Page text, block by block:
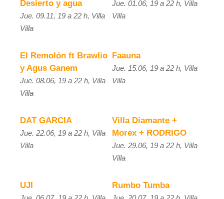
Desierto y agua
Jue. 09.11, 19 a 22 h, Villa
Villa
Jue. 01.06, 19 a 22 h, Villa
Villa
El Remolón ft Brawlio
y Agus Ganem
Jue. 08.06, 19 a 22 h, Villa
Villa
Faauna
Jue. 15.06, 19 a 22 h, Villa
Villa
DAT GARCIA
Jue. 22.06, 19 a 22 h, Villa
Villa
Villa Diamante +
Morex + RODRIGO
Jue. 29.06, 19 a 22 h, Villa
Villa
UJI Rumbo Tumba